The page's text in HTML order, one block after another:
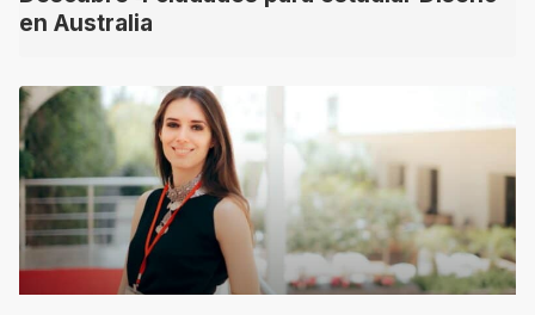
en Australia